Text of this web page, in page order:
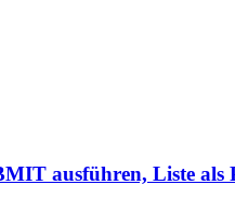
ausführen, Liste als